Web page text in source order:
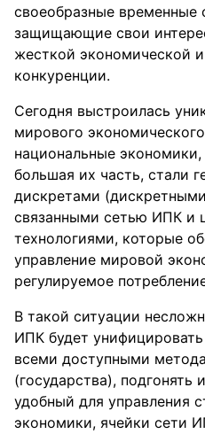
своеобразные
защищающие свои
жесткой экономической
конкуренции.
Сегодня выстроилась
мирового
национальные
большая их часть, стали
дискретами
связанными сетью ИПК и
технологиями, которые
управление мировой
регулируемое
В такой ситуации
ИПК будет
всеми доступными
(государства), подгонять
удобный для управления
экономики, ячейки сети